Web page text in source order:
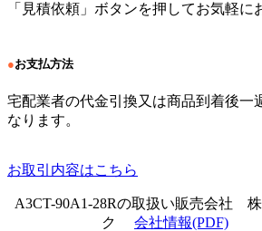
「見積依頼」ボタンを押してお気軽に
●お支払方法
宅配業者の代金引換又は商品到着後一
なります。
お取引内容はこちら
A3CT-90A1-28Rの取扱い販売会社
ク 会社情報(PDF)